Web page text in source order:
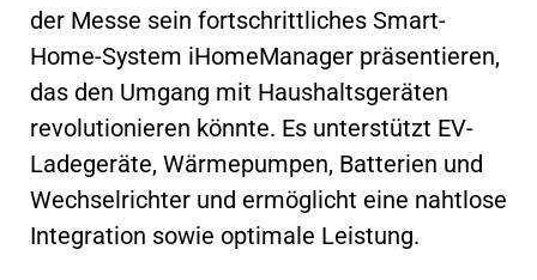
der Messe sein fortschrittliches Smart-
Home-System iHomeManager präsentieren,
das den Umgang mit Haushaltsgeräten
revolutionieren könnte. Es unterstützt EV-
Ladegeräte, Wärmepumpen, Batterien und
Wechselrichter und ermöglicht eine nahtlose
Integration sowie optimale Leistung.